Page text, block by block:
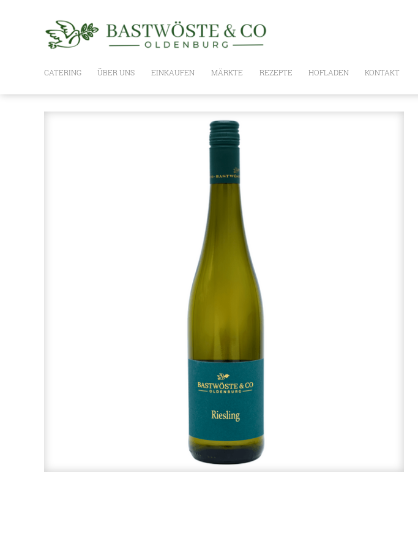
CATERING ÜBER UNS EINKAUFEN
WIE ES GEHT
UNSER SORTIMENT
GESCHENKSETS UND GUTSCHEINE
WEIN / SPIRITUOSEN
ANTIPASTI
SONSTIGE LEBENSMITTEL
FEINKOST IM GLAS
MÄRKTE REZEPTE HOFLADEN KONTAKT